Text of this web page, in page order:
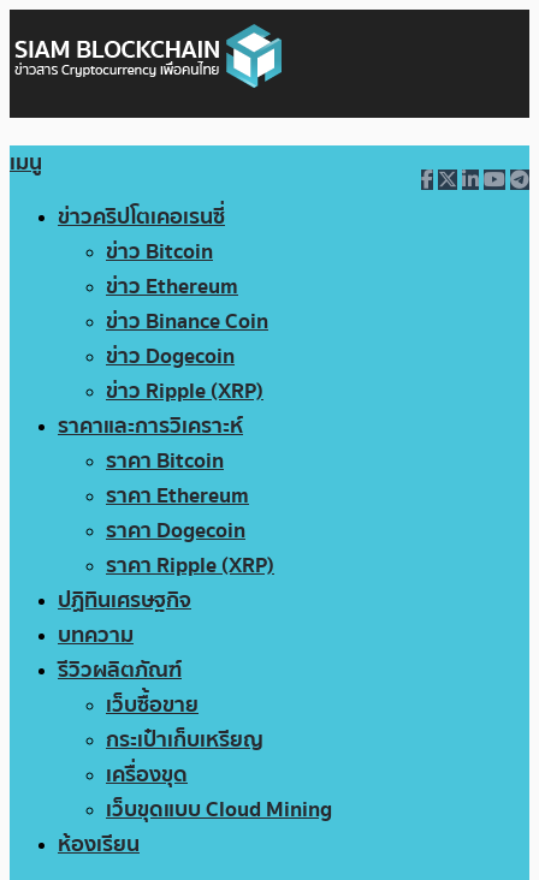
เมนู
ข่าวคริปโตเคอเรนซี่
ข่าว Bitcoin
ข่าว Ethereum
ข่าว Binance Coin
ข่าว Dogecoin
ข่าว Ripple (XRP)
ราคาและการวิเคราะห์
ราคา Bitcoin
ราคา Ethereum
ราคา Dogecoin
ราคา Ripple (XRP)
ปฏิทินเศรษฐกิจ
บทความ
รีวิวผลิตภัณฑ์
เว็บซื้อขาย
กระเป๋าเก็บเหรียญ
เครื่องขุด
เว็บขุดแบบ Cloud Mining
ห้องเรียน